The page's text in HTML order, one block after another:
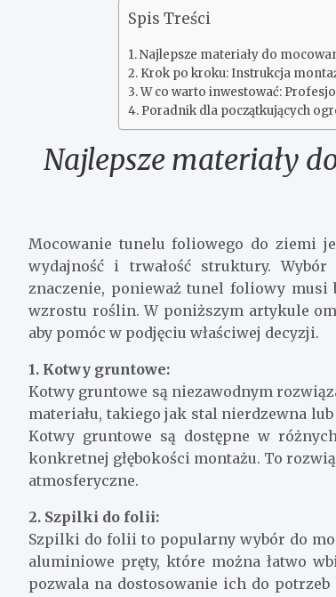
Spis Treści
Najlepsze materiały do
Krok po kroku: Instrukcja
W co warto inwestować:
Poradnik dla początkujących
Najlepsze materiały
Mocowanie tunelu foliowego do ziemi
wydajność i trwałość struktury.
znaczenie, ponieważ tunel foliowy musi
wzrostu roślin. W poniższym artykule
aby pomóc w podjęciu właściwej decyzji.
1. Kotwy gruntowe:
Kotwy gruntowe są niezawodnym
materiału, takiego jak stal nierdzewna
Kotwy gruntowe są dostępne w
konkretnej głębokości montażu. To
atmosferyczne.
2. Szpilki do folii:
Szpilki do folii to popularny wybór do
aluminiowe pręty, które można łatwo
pozwala na dostosowanie ich do